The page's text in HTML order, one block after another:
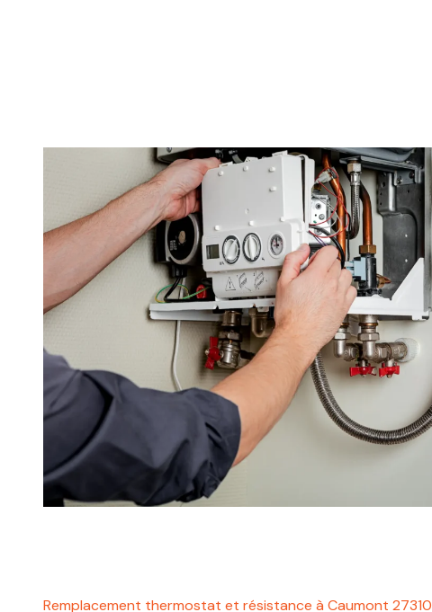
Remplacement thermostat et résistance à Caumont 27310